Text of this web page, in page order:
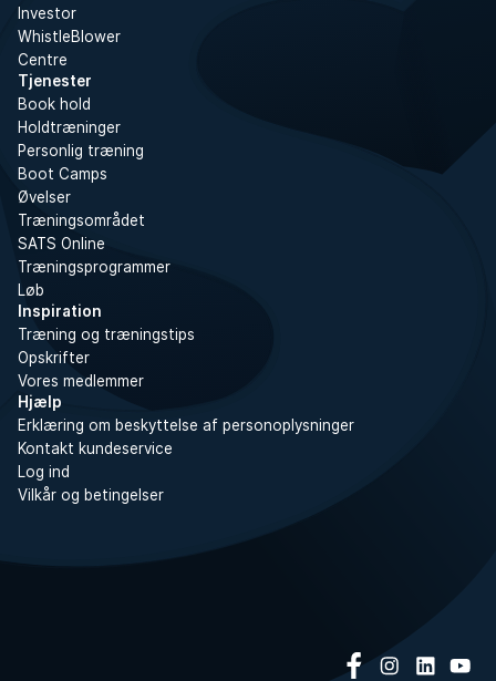
Investor
WhistleBlower
Centre
Tjenester
Book hold
Holdtræninger
Personlig træning
Boot Camps
Øvelser
Træningsområdet
SATS Online
Træningsprogrammer
Løb
Inspiration
Træning og træningstips
Opskrifter
Vores medlemmer
Hjælp
Erklæring om beskyttelse af personoplysninger
Kontakt kundeservice
Log ind
Vilkår og betingelser